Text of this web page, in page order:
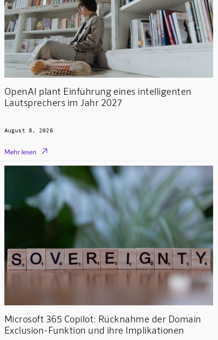
OpenAI plant Einführung eines intelligenten
Lautsprechers im Jahr 2027
August 8, 2026
Mehr lesen 
Microsoft 365 Copilot: Rücknahme der Domain
Exclusion-Funktion und ihre Implikationen